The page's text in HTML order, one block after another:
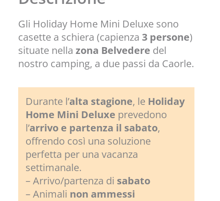
Gli Holiday Home Mini Deluxe sono
casette a schiera (capienza 3 persone)
situate nella zona Belvedere del
nostro camping, a due passi da Caorle.
Durante l’alta stagione, le Holiday
Home Mini Deluxe prevedono
l’arrivo e partenza il sabato,
offrendo così una soluzione
perfetta per una vacanza
settimanale.
– Arrivo/partenza di sabato
– Animali non ammessi